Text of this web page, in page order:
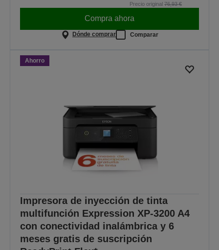
Precio original 76,93 €
Compra ahora
Dónde comprar Comparar
Ahorro
Impresora de inyección de tinta
multifunción Expression XP-3200 A4
con conectividad inalámbrica y 6
meses gratis de suscripción